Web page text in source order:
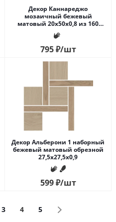
Декор Каннареджо
мозаичный бежевый
матовый 20x50x0,8 из 160
частей 2,3х2,3
795₽/шт
Декор Альберони 1 наборный
бежевый матовый обрезной
27,5x27,5x0,9
599₽/шт
3 4 5